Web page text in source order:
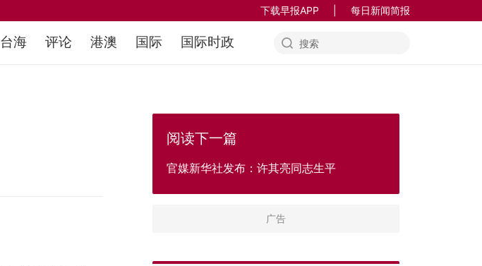
下载早报APP 每日新闻简报
台海 评论 港澳 国际 国际时政
阅读下一篇
官媒新华社发布：许其亮同志生平